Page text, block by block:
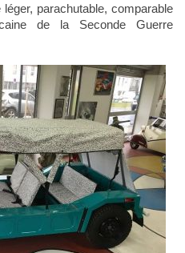
parachutable, comparable
de la Seconde Guerre